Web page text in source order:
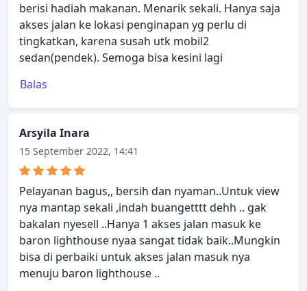
berisi hadiah makanan. Menarik sekali. Hanya saja
akses jalan ke lokasi penginapan yg perlu di
tingkatkan, karena susah utk mobil2
sedan(pendek). Semoga bisa kesini lagi
Balas
Arsyila Inara
15 September 2022, 14:41
Pelayanan bagus,, bersih dan nyaman..Untuk view
nya mantap sekali ,indah buangetttt dehh .. gak
bakalan nyesell ..Hanya 1 akses jalan masuk ke
baron lighthouse nyaa sangat tidak baik..Mungkin
bisa di perbaiki untuk akses jalan masuk nya
menuju baron lighthouse ..